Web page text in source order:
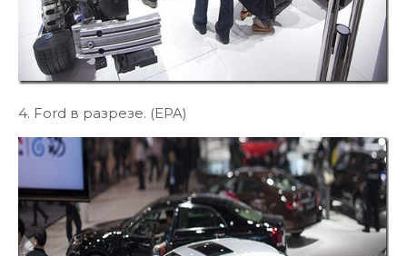
4. Ford в разрезе. (EPA)